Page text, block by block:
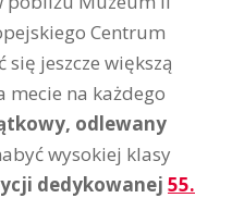
Centrum
jeszcze większą
mecie na każdego
odlewany
wysokiej klasy
dedykowanej 55.